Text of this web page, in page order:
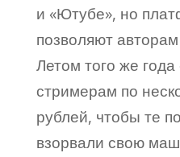
и «Ютубе», но
позволяют
Летом того же
стримерам по
рублей, чтобы те
взорвали свою